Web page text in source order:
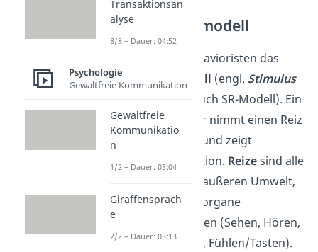
Reiz Reaktionsmodell
Dazu nutzen die Behavioristen das
Reiz Reaktionsmodell (engl. Stimulus
, auch SR-Modell). Ein
Mensch oder ein Tier nimmt einen Reiz
aus der Umwelt auf und zeigt
daraufhin eine Reaktion. Reizesind alle
Veränderungen der äußeren Umwelt,
die durch die Sinnesorgane
aufgenommen werden (Sehen, Hören,
Schmecken, Riechen, Fühlen/Tasten).
Transaktionsan
alyse
8/8 – Dauer: 04:52
Psychologie
Gewaltfreie Kommunikation
Gewaltfreie
Kommunikatio
n
1/2 – Dauer: 03:04
Giraffensprach
e
2/2 – Dauer: 03:13